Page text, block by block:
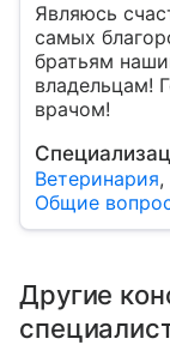
Являюсь
самых
братьям
владельцам!
врачом!
Ветеринария,
Общие
Другие